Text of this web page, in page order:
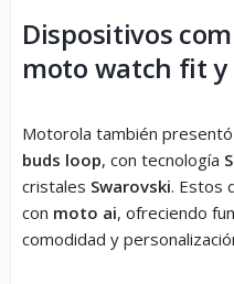
Dispositivos
moto watch fit
Motorola también
buds loop, con tecnología
cristales Swarovski. Estos
con moto ai, ofreciendo
comodidad y